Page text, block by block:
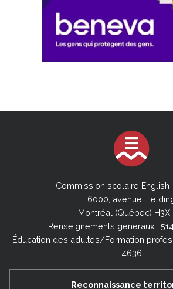
Commission scolaire
6000, avenue
Montréal (Québec) H3X
Renseignements généraux :
Éducation des adultes/Formation
4636
Reconnaissance